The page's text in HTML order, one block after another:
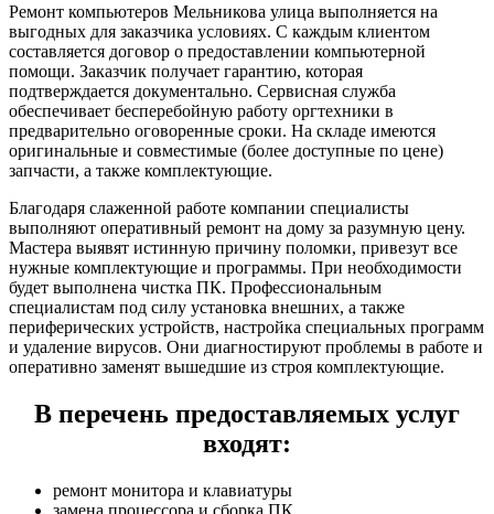
Ремонт компьютеров Мельникова улица выполняется на
выгодных для заказчика условиях. С каждым клиентом
составляется договор о предоставлении компьютерной
помощи. Заказчик получает гарантию, которая
подтверждается документально. Сервисная служба
обеспечивает бесперебойную работу оргтехники в
предварительно оговоренные сроки. На складе имеются
оригинальные и совместимые (более доступные по цене)
запчасти, а также комплектующие.
Благодаря слаженной работе компании специалисты
выполняют оперативный ремонт на дому за разумную цену.
Мастера выявят истинную причину поломки, привезут все
нужные комплектующие и программы. При необходимости
будет выполнена чистка ПК. Профессиональным
специалистам под силу установка внешних, а также
периферических устройств, настройка специальных программ
и удаление вирусов. Они диагностируют проблемы в работе и
оперативно заменят вышедшие из строя комплектующие.
В перечень предоставляемых услуг
входят:
ремонт монитора и клавиатуры
замена процессора и сборка ПК